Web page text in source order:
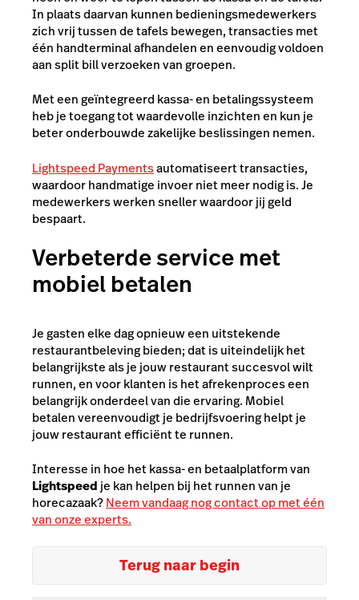
In plaats daarvan kunnen bedieningsmedewerkers
zich vrij tussen de tafels bewegen, transacties met
één handterminal afhandelen en eenvoudig voldoen
aan split bill verzoeken van groepen.
Met een geïntegreerd kassa- en betalingssysteem
heb je toegang tot waardevolle inzichten en kun je
beter onderbouwde zakelijke beslissingen nemen.
Lightspeed Paymentsautomatiseert transacties,
waardoor handmatige invoer niet meer nodig is. Je
medewerkers werken sneller waardoor jij geld
bespaart.
Verbeterde service met
mobiel betalen
Je gasten elke dag opnieuw een uitstekende
restaurantbeleving bieden; dat is uiteindelijk het
belangrijkste als je jouw restaurant succesvol wilt
runnen, en voor klanten is het afrekenproces een
belangrijk onderdeel van die ervaring. Mobiel
betalen vereenvoudigt je bedrijfsvoering helpt je
jouw restaurant efficiënt te runnen.
Interesse in hoe het kassa- en betaalplatform van
Lightspeed je kan helpen bij het runnen van je
horecazaak?Neem vandaag nog contact op met één
van onze experts.
Terug naar begin